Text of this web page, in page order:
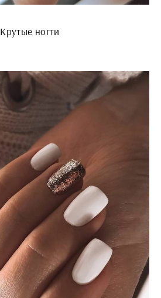
Крутые ногти